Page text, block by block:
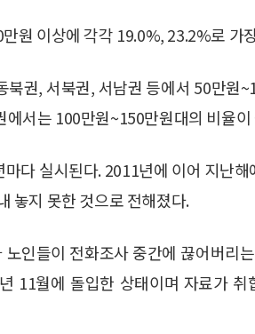
원 이상에 각각 19.0%, 23.2%로 가
북권, 서북권, 서남권 등에서 50만원
서는 100만원~150만원대의 비율이
다 실시된다. 2011년에 이어 지난
놓지 못한 것으로 전해졌다.
인들이 전화조사 중간에 끊어버리
11월에 돌입한 상태이며 자료가